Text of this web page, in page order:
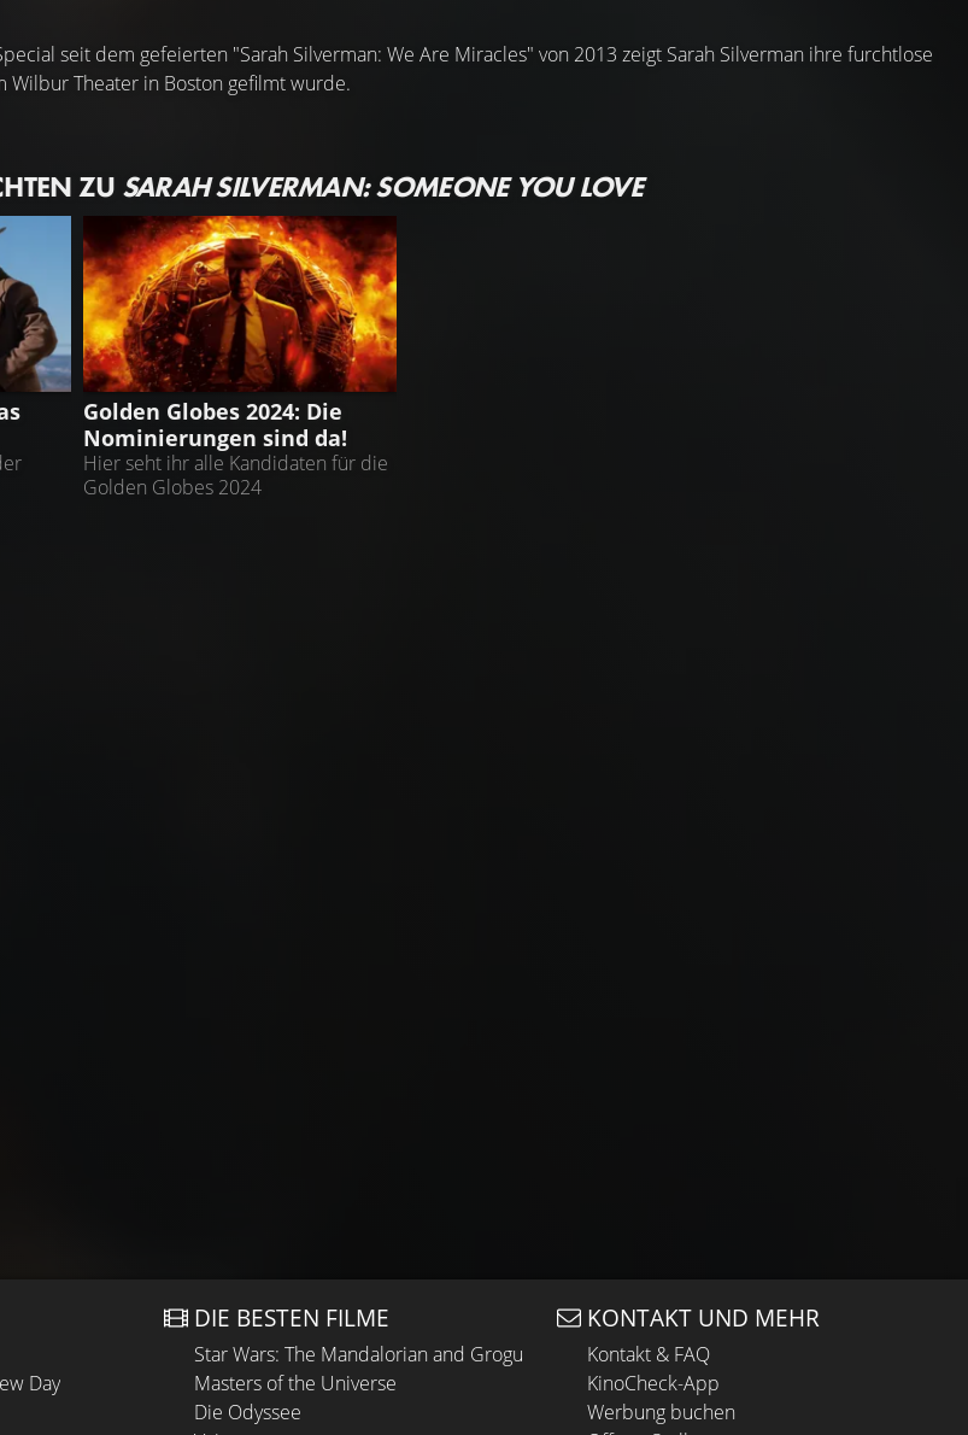
seit dem gefeierten "Sarah Silverman: We Are Miracles" von 2013 zeigt Sarah Silverman ihre furchtlose
Wilbur Theater in Boston gefilmt wurde.
ZU SARAH SILVERMAN: SOMEONE YOU LOVE
GOLDEN GLOBES
Golden Globes 2024: Die
Nominierungen sind da!
Hier seht ihr alle Kandidaten für die
Golden Globes 2024
Day
DIE BESTEN FILME
Star Wars: The Mandalorian and Grogu
Masters of the Universe
Die Odyssee
KONTAKT UND MEHR
Kontakt & FAQ
KinoCheck-App
Werbung buchen